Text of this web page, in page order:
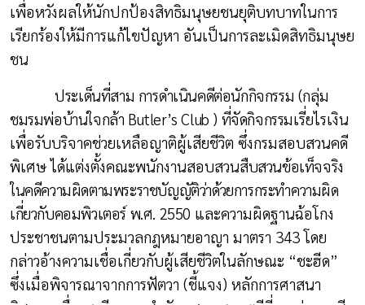
เพื่อหวังผลให้นักปกป้องสิทธิมนุษยชนยุติบทบาทในการ
เรียกร้องให้มีการแก้ไขปัญหา อันเป็นการละเมิดสิทธิมนุษย
ชน
ประเด็นที่สาม การดำเนินคดีต่อนักกิจกรรม (กลุ่ม
ชมรมพ่อบ้านใจกล้า Butler’s Club ) ที่จัดกิจกรรมเรี่ยไรเงิน
เพื่อรับบริจาคช่วยเหลือญาติผู้เสียชีวิต ซึ่งกรมสอบสวนคดี
พิเศษ ได้แต่งตั้งคณะพนักงานสอบสวนสืบสวนข้อเท็จจริง
ในคดีความผิดตามพระราชบัญญัติว่าด้วยการกระทำความผิด
เกี่ยวกับคอมพิวเตอร์ พ.ศ. 2550 และความผิดฐานฉ้อโกง
ประชาชนตามประมวลกฎหมายอาญา มาตรา 343 โดย
กล่าวอ้างความเชื่อเกี่ยวกับผู้เสียชีวิตในลักษณะ “ชะฮีด”
ซึ่งเมื่อพิจารณาจากการฟัตวา (ชี้แจง) หลักการศาสนา